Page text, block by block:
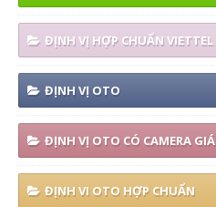
ĐỊNH VỊ HỢP CHUẨN VIETTEL
ĐỊNH VỊ OTO
ĐỊNH VỊ OTO CÓ CAMERA
ĐỊNH VI OTO HỢP CHUẨN